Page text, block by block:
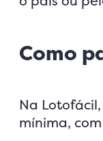
Como
Na
mínima,